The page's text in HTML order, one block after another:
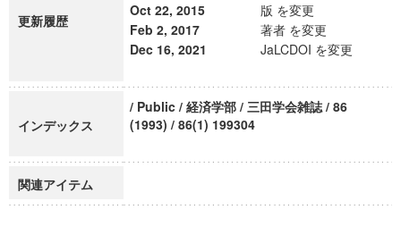
更新履歴
Oct 22, 2015
版 を変更
Feb 2, 2017
著者 を変更
Dec 16, 2021
JaLCDOI を変更
インデックス
/ Public / 経済学部 / 三田学会雑誌 / 86
(1993) / 86(1) 199304
関連アイテム